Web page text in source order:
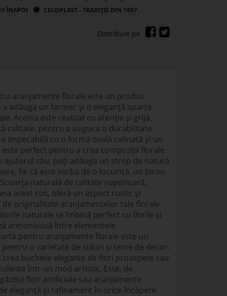
aranjamente florale este un produs
adăuga un farmec și o eleganță aparte
Acesta este realizat cu atenție și grijă,
calitate, pentru a asigura o durabilitate
impecabilă.cu o formă ovală rafinată și un
perfect pentru a crea compoziții florale
ajutorul său, poți adăuga un strop de natură
fie că este vorba de o locuință, un birou
naturală de calitate superioară,
acest cos, oferă un aspect rustic și
originalitate aranjamentelor tale florale.
naturale se îmbină perfect cu florile și
armonioasă între elementele
pentru aranjamente florale este un
o varietate de stiluri și teme de decor.
buchete elegante de flori proaspete sau
într-un mod artistic. Este, de
flori artificiale sau aranjamente
eleganță și rafinament în orice încăpere.